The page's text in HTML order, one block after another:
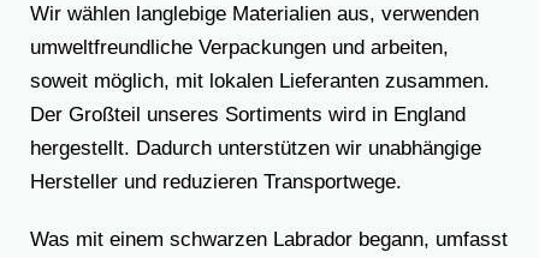
Wir wählen langlebige Materialien aus, verwenden
umweltfreundliche Verpackungen und arbeiten,
soweit möglich, mit lokalen Lieferanten zusammen.
Der Großteil unseres Sortiments wird in England
hergestellt. Dadurch unterstützen wir unabhängige
Hersteller und reduzieren Transportwege.
Was mit einem schwarzen Labrador begann, umfasst